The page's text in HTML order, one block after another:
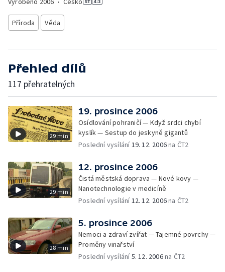
Příroda Věda
Přehled dílů
117 přehratelných
29 min
19. prosince 2006
Osídlování pohraničí — Když srdci chybí
kyslík — Sestup do jeskyně gigantů
Poslední vysílání19. 12. 2006na ČT2
29 min
12. prosince 2006
Čistá městská doprava — Nové kovy —
Nanotechnologie v medicíně
Poslední vysílání12. 12. 2006na ČT2
28 min
5. prosince 2006
Nemoci a zdraví zvířat — Tajemné povrchy —
Proměny vinařství
Poslední vysílání5. 12. 2006na ČT2